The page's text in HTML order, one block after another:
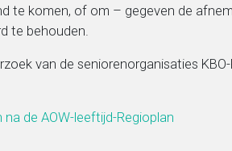
te komen, of om – gegeven de
te behouden.
van de seniorenorganisaties
de AOW-leeftijd-Regioplan